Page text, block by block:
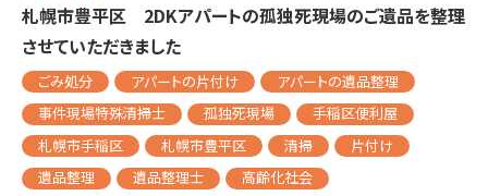
札幌市豊平区 2DKアパートの孤独死現場のご遺品を整理
させていただきました
ごみ処分 アパートの片付け
アパートの遺品整理
事件現場特殊清掃士
孤独死現場
手稲区便利屋
札幌市手稲区
札幌市豊平区 清掃
片付け
遺品整理
遺品整理士 高齢化社会